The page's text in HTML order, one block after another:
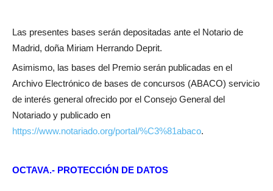
Las presentes bases serán depositadas ante el Notario de
Madrid, doña Miriam Herrando Deprit.
Asimismo, las bases del Premio serán publicadas en el
Archivo Electrónico de bases de concursos (ABACO) servicio
de interés general ofrecido por el Consejo General del
Notariado y publicado en
https://www.notariado.org/portal/%C3%81abaco.
OCTAVA.- PROTECCIÓN DE DATOS